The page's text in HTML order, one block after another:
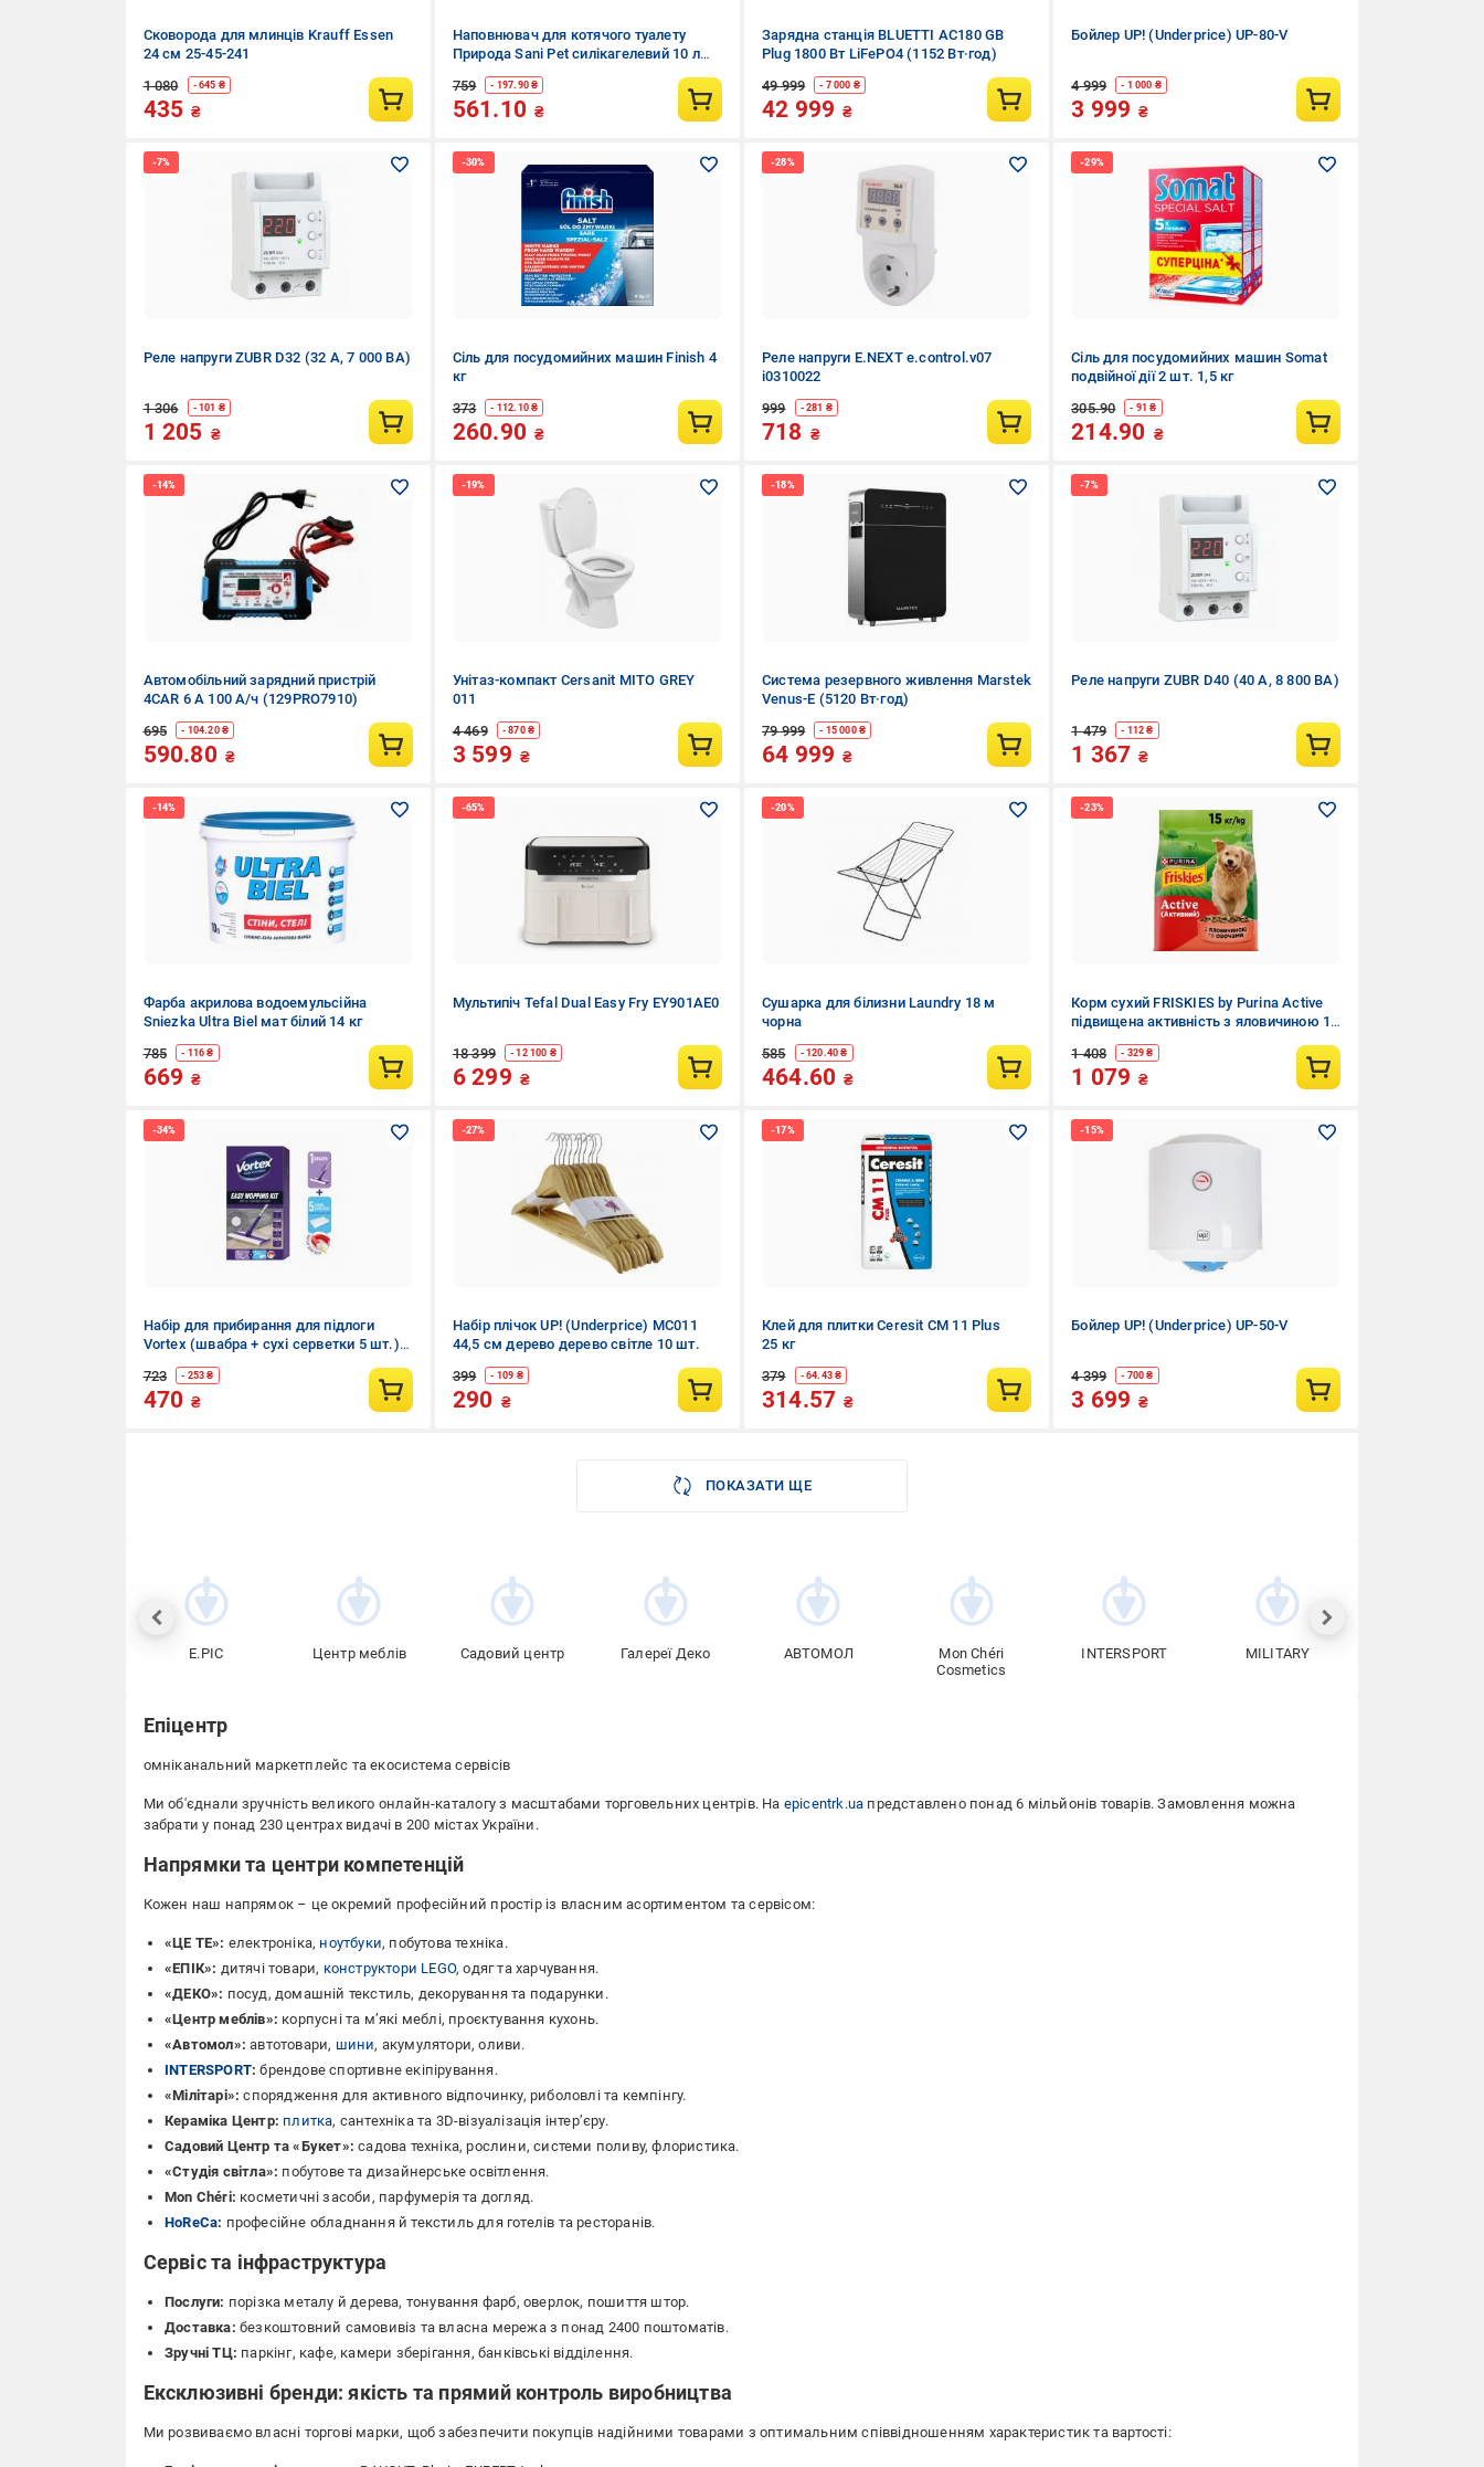
Сковорода для млинців Krauff Essen
24 см 25-45-241
1 080
- 645 ₴
435 ₴
Наповнювач для котячого туалету
Природа Sani Pet силікагелевий 10 л
4,2 кг
759 - 197.90 ₴
561.10 ₴
Зарядна станція BLUETTI AC180 GB
Plug 1800 Вт LiFePO4 (1152 Вт·год)
49 999
- 7 000 ₴
42 999 ₴
Бойлер UP! (Underprice) UP-80-V
4 999 - 1 000 ₴
3 999 ₴
Реле напруги ZUBR D32 (32 А, 7 000 ВА)
1 306 - 101 ₴
1 205 ₴
Сіль для посудомийних машин Finish 4
кг
373
- 112.10 ₴
260.90 ₴
Реле напруги E.NEXT e.control.v07
i0310022
999
- 281 ₴
718 ₴
Сіль для посудомийних машин Somat
подвійної дії 2 шт. 1,5 кг
305.90
- 91 ₴
214.90 ₴
Автомобільний зарядний пристрій
4CAR 6 А 100 А/ч (129PRO7910)
695
- 104.20 ₴
590.80 ₴
Унітаз-компакт Cersanit MITO GREY
011
4 469
- 870 ₴
3 599 ₴
Система резервного живлення Marstek
Venus-E (5120 Вт·год)
79 999
- 15 000 ₴
64 999 ₴
Реле напруги ZUBR D40 (40 А, 8 800 ВА)
1 479 - 112 ₴
1 367 ₴
Фарба акрилова водоемульсійна
Sniezka Ultra Biel мат білий 14 кг
785
- 116 ₴
669 ₴
Мультипіч Tefal Dual Easy Fry EY901AE0
18 399 - 12 100 ₴
6 299 ₴
Сушарка для білизни Laundry 18 м
чорна
585
- 120.40 ₴
464.60 ₴
Корм сухий FRISKIES by Purina Active
підвищена активність з яловичиною 15
1 408 - 329 ₴
1 079 ₴
Набір для прибирання для підлоги
Vortex (швабра + сухі серветки 5 шт.)
22 см
723 - 253 ₴
470 ₴
Набір плічок UP! (Underprice) MC011
44,5 см дерево дерево світле 10 шт.
399
- 109 ₴
290 ₴
Клей для плитки Ceresit CM 11 Plus
25 кг
379
- 64.43 ₴
314.57 ₴
Бойлер UP! (Underprice) UP-50-V
4 399 - 700 ₴
3 699 ₴
ПОКАЗАТИ ЩЕ
E.PIC Центр меблів Садовий центр Галереї Деко АВТОМОЛ
Mon Chéri
Cosmetics
INTERSPORT MILITARY
Епіцентр
омніканальний маркетплейс та екосистема сервісів
Ми об'єднали зручність великого онлайн-каталогу з масштабами торговельних центрів. На epicentrk.ua представлено понад 6 мільйонів товарів. Замовлення можна
забрати у понад 230 центрах видачі в 200 містах України.
Напрямки та центри компетенцій
Кожен наш напрямок – це окремий професійний простір із власним асортиментом та сервісом:
«ЦЕ ТЕ»: електроніка, ноутбуки, побутова техніка.
«ЕПІК»: дитячі товари, конструктори LEGO, одяг та харчування.
«ДЕКО»: посуд, домашній текстиль, декорування та подарунки.
«Центр меблів»: корпусні та м’які меблі, проєктування кухонь.
«Автомол»: автотовари, шини, акумулятори, оливи.
INTERSPORT: брендове спортивне екіпірування.
«Мілітарі»: спорядження для активного відпочинку, риболовлі та кемпінгу.
Кераміка Центр: плитка, сантехніка та 3D-візуалізація інтер’єру.
Садовий Центр та «Букет»: садова техніка, рослини, системи поливу, флористика.
«Студія світла»: побутове та дизайнерське освітлення.
Mon Chéri: косметичні засоби, парфумерія та догляд.
HoReCa: професійне обладнання й текстиль для готелів та ресторанів.
Сервіс та інфраструктура
Послуги: порізка металу й дерева, тонування фарб, оверлок, пошиття штор.
Доставка: безкоштовний самовивіз та власна мережа з понад 2400 поштоматів.
Зручні ТЦ: паркінг, кафе, камери зберігання, банківські відділення.
Ексклюзивні бренди: якість та прямий контроль виробництва
Ми розвиваємо власні торгові марки, щоб забезпечити покупців надійними товарами з оптимальним співвідношенням характеристик та вартості: